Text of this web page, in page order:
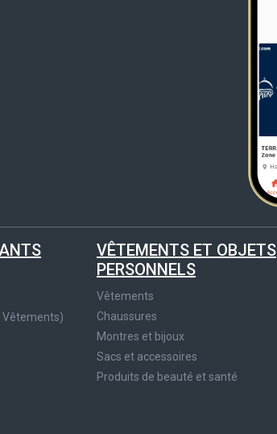
Vêtements)
VÊTEMENTS ET OBJETS
PERSONNELS
Vêtements
Chaussures
Montres et bijoux
Sacs et accessoires
Produits de beauté et santé